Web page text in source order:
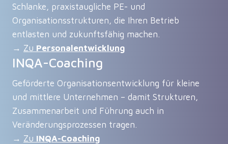
Schlanke, praxistaugliche PE- und
Organisationsstrukturen, die Ihren Betrieb
entlasten und zukunftsfähig machen.
→ Zu Personalentwicklung
INQA-Coaching
Geförderte Organisationsentwicklung für kleine
und mittlere Unternehmen – damit Strukturen,
Zusammenarbeit und Führung auch in
Veränderungsprozessen tragen.
→ Zu INQA-Coaching